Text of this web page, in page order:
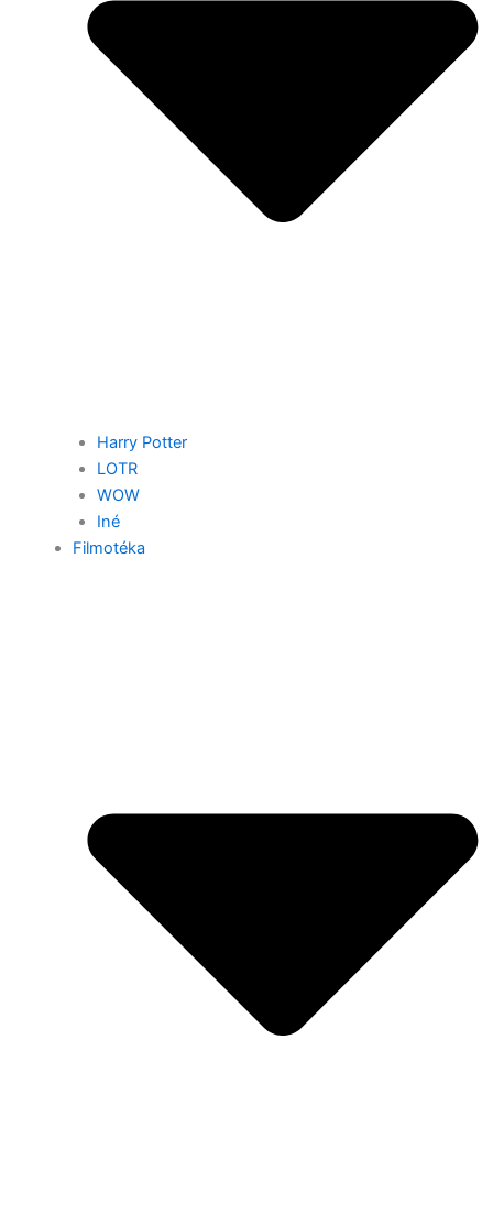
Harry Potter
LOTR
WOW
Iné
Filmotéka